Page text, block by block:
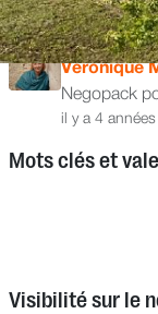
Véronique
Negopack
il y a 4 années
Mots clés et
Visibilité sur le